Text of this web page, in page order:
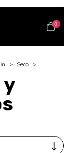
0
> Seco
>
y